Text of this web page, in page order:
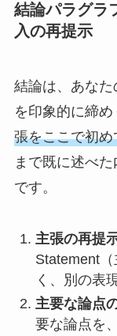
結論パラグ
入の再提示
結論は、あな
を印象的に締め
張をここで初
まで既に述べ
です。
主張の再提
Statement
く、別の表
主要な論点
要な論点を